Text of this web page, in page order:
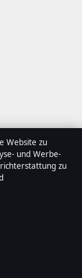
Wirtschaft,
Jeder Artikel
geprüft und
Website zu
und Werbe-
zu